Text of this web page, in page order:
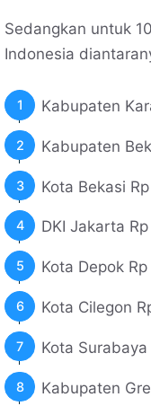
Sedangkan untuk
Indonesia
Kabupaten
Kabupaten
Kota Bekasi
DKI Jakarta
Kota Depok
Kota Cilegon
Kota
Kabupaten